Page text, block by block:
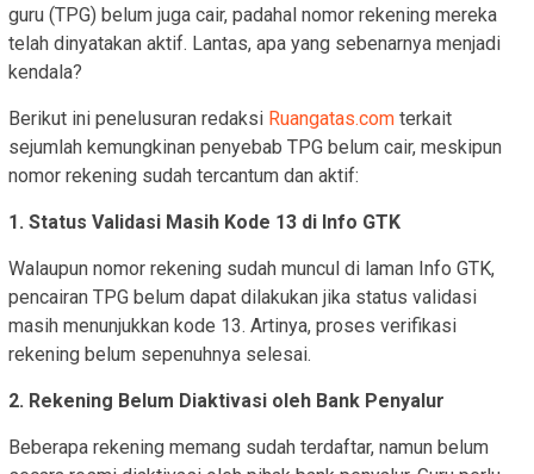
guru (TPG) belum juga cair, padahal nomor rekening mereka
telah dinyatakan aktif. Lantas, apa yang sebenarnya menjadi
kendala?
Berikut ini penelusuran redaksi Ruangatas.com terkait
sejumlah kemungkinan penyebab TPG belum cair, meskipun
nomor rekening sudah tercantum dan aktif:
1. Status Validasi Masih Kode 13 di Info GTK
Walaupun nomor rekening sudah muncul di laman Info GTK,
pencairan TPG belum dapat dilakukan jika status validasi
masih menunjukkan kode 13. Artinya, proses verifikasi
rekening belum sepenuhnya selesai.
2. Rekening Belum Diaktivasi oleh Bank Penyalur
Beberapa rekening memang sudah terdaftar, namun belum